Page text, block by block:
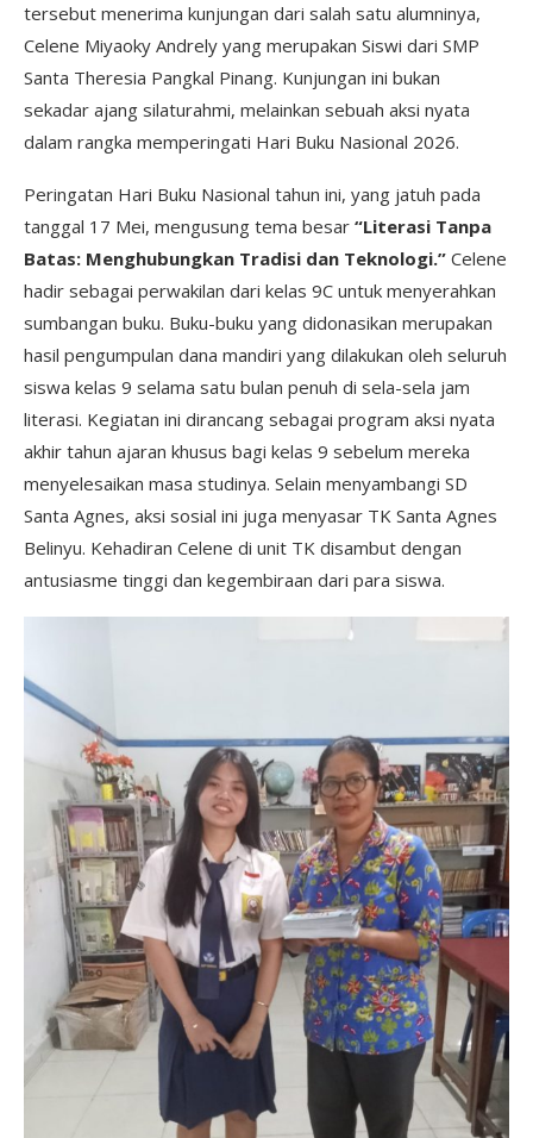
tersebut menerima kunjungan dari salah satu alumninya,
Celene Miyaoky Andrely yang merupakan Siswi dari SMP
Santa Theresia Pangkal Pinang. Kunjungan ini bukan
sekadar ajang silaturahmi, melainkan sebuah aksi nyata
dalam rangka memperingati Hari Buku Nasional 2026.
Peringatan Hari Buku Nasional tahun ini, yang jatuh pada
tanggal 17 Mei, mengusung tema besar “Literasi Tanpa
Batas: Menghubungkan Tradisi dan Teknologi.” Celene
hadir sebagai perwakilan dari kelas 9C untuk menyerahkan
sumbangan buku. Buku-buku yang didonasikan merupakan
hasil pengumpulan dana mandiri yang dilakukan oleh seluruh
siswa kelas 9 selama satu bulan penuh di sela-sela jam
literasi. Kegiatan ini dirancang sebagai program aksi nyata
akhir tahun ajaran khusus bagi kelas 9 sebelum mereka
menyelesaikan masa studinya. Selain menyambangi SD
Santa Agnes, aksi sosial ini juga menyasar TK Santa Agnes
Belinyu. Kehadiran Celene di unit TK disambut dengan
antusiasme tinggi dan kegembiraan dari para siswa.